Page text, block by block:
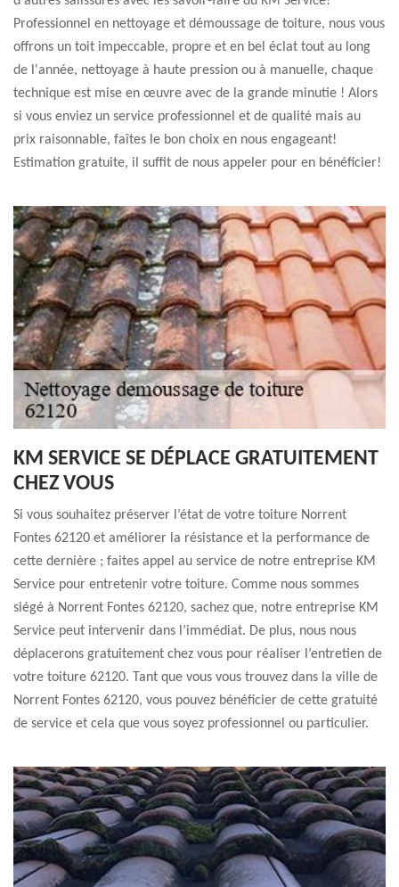
Professionnel en nettoyage et démoussage de toiture, nous vous
offrons un toit impeccable, propre et en bel éclat tout au long
de l'année, nettoyage à haute pression ou à manuelle, chaque
technique est mise en œuvre avec de la grande minutie ! Alors
si vous enviez un service professionnel et de qualité mais au
prix raisonnable, faîtes le bon choix en nous engageant!
Estimation gratuite, il suffit de nous appeler pour en bénéficier!
KM SERVICE SE DÉPLACE GRATUITEMENT
CHEZ VOUS
Si vous souhaitez préserver l’état de votre toiture Norrent
Fontes 62120 et améliorer la résistance et la performance de
cette dernière ; faites appel au service de notre entreprise KM
Service pour entretenir votre toiture. Comme nous sommes
siégé à Norrent Fontes 62120, sachez que, notre entreprise KM
Service peut intervenir dans l’immédiat. De plus, nous nous
déplacerons gratuitement chez vous pour réaliser l’entretien de
votre toiture 62120. Tant que vous vous trouvez dans la ville de
Norrent Fontes 62120, vous pouvez bénéficier de cette gratuité
de service et cela que vous soyez professionnel ou particulier.